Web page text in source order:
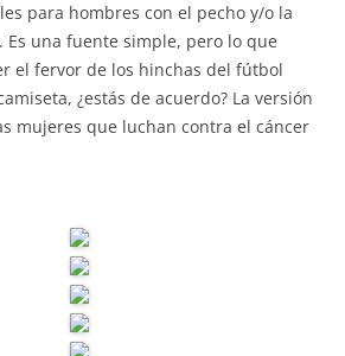
para hombres con el pecho y/o la
Es una fuente simple, pero lo que
el fervor de los hinchas del fútbol
¿estás de acuerdo? La versión
mujeres que luchan contra el cáncer